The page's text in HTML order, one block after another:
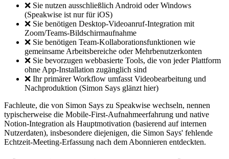
❌ Sie nutzen ausschließlich Android oder Windows
(Speakwise ist nur für iOS)
❌ Sie benötigen Desktop-Videoanruf-Integration mit
Zoom/Teams-Bildschirmaufnahme
❌ Sie benötigen Team-Kollaborationsfunktionen wie
gemeinsame Arbeitsbereiche oder Mehrbenutzerkonten
❌ Sie bevorzugen webbasierte Tools, die von jeder Plattform
ohne App-Installation zugänglich sind
❌ Ihr primärer Workflow umfasst Videobearbeitung und
Nachproduktion (Simon Says glänzt hier)
Fachleute, die von Simon Says zu Speakwise wechseln, nennen
typischerweise die Mobile-First-Aufnahmeerfahrung und native
Notion-Integration als Hauptmotivation (basierend auf internen
Nutzerdaten), insbesondere diejenigen, die Simon Says' fehlende
Echtzeit-Meeting-Erfassung nach dem Abonnieren entdeckten.